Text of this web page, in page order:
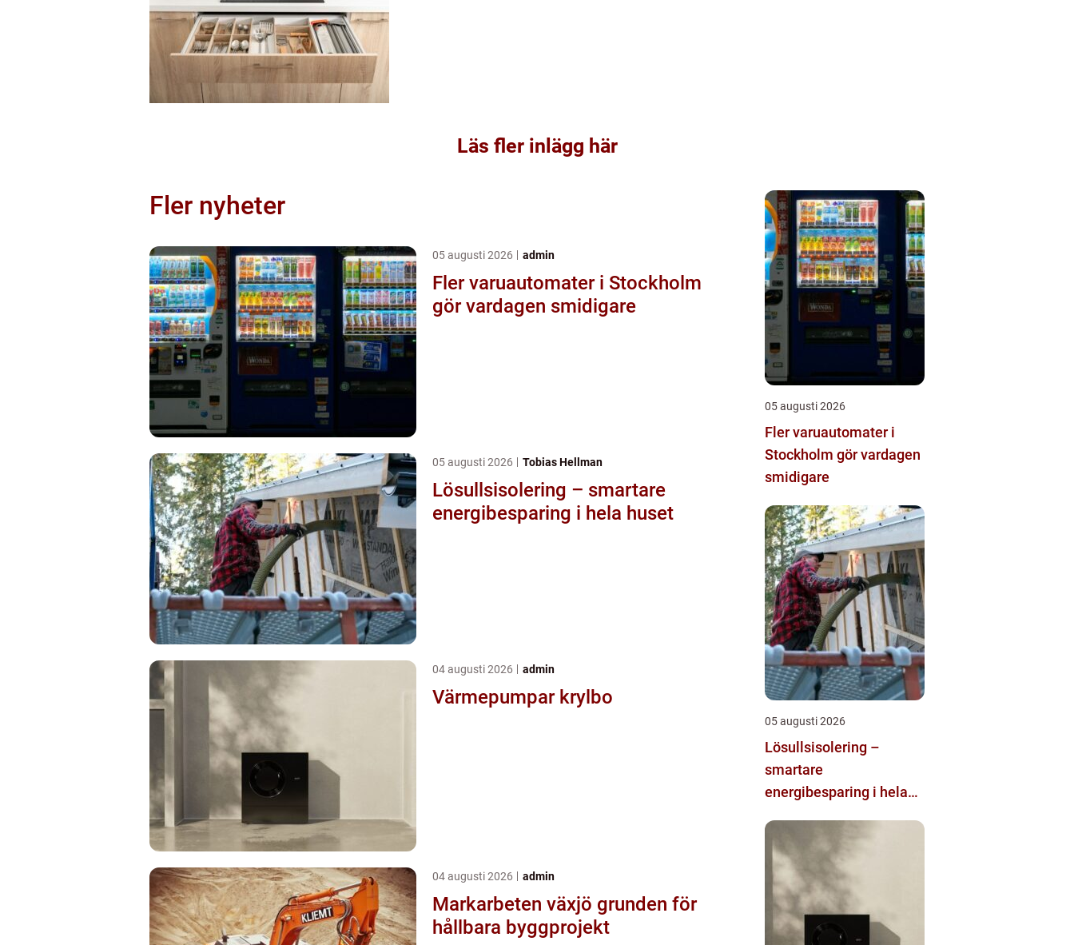
Läs fler inlägg här
Fler nyheter
05 augusti 2026 admin
Fler varuautomater i Stockholm
gör vardagen smidigare
05 augusti 2026 Tobias Hellman
Lösullsisolering – smartare
energibesparing i hela huset
04 augusti 2026 admin
Värmepumpar krylbo
04 augusti 2026 admin
Markarbeten växjö grunden för
hållbara byggprojekt
05 augusti 2026
Fler varuautomater i
Stockholm gör vardagen
smidigare
05 augusti 2026
Lösullsisolering –
smartare
energibesparing i hela